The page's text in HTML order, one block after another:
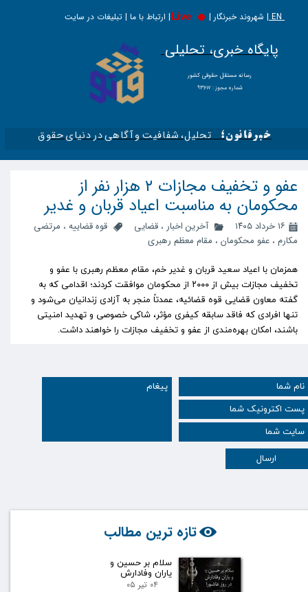
EN | شهروند خبرنگار | | ارتباط با ما | تبلیغات در سایت
Live
پایگاه خبری، تحلیلی
​​​​رسانه مستقل حقوقی کشور
شماره مجوز : ۹۳۶۱۷
خبرقانون؛ تحلیل، شفافیت و آگاهی در دنیای حقوق​​​​​​​
عفو و تخفیف مجازات ۲ هزار نفر از
محکومان به مناسبت اعیاد قربان و غدیر
۱۶ خرداد ۱۴۰۵ آخرین اخبار ، قضایی قوه قضاییه ، مرتضی
مکارم ، عفو محکومان ، مقام معظم رهبری
همزمان با اعیاد سعید قربان و غدیر خم، مقام معظم رهبری با عفو و
تخفیف مجازات بیش از ۲۰۰۰ از محکومان موافقت کردند؛ اقدامی که به
گفته معاون قضایی قوه قضائیه، عمدتاً منجر به آزادی زندانیان می‌شود و
تنها افرادی که فاقد سابقه کیفری مؤثر، شاکی خصوصی و تهدید امنیتی
باشند، امکان بهره‌مندی از عفو و تخفیف مجازات را خواهند داشت.
ارسال
تازه ترین مطالب
سلام بر حسین و
یاران وفادارش
۰۴ تیر ۰۵